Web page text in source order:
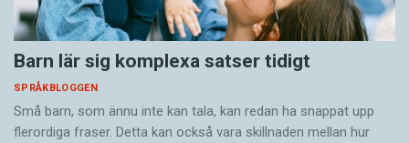
Barn lär sig komplexa satser tidigt
SPRÅKBLOGGEN
Små barn, som ännu inte kan tala, kan redan ha snappat upp
flerordiga fraser. Detta kan också vara skillnaden mellan hur